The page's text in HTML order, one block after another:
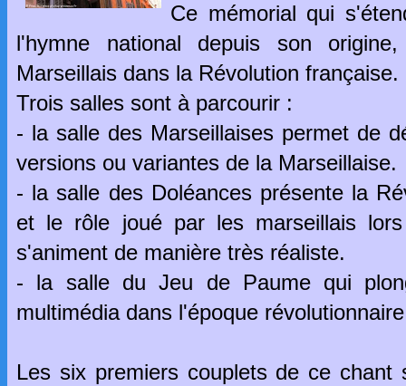
Ce mémorial qui
l'hymne national depuis son
Marseillais dans la Révolution française.
Trois salles sont à parcourir :
- la salle des Marseillaises permet de
versions ou variantes de la Marseillaise.
- la salle des Doléances présente la
et le rôle joué par les marseillais
s'animent de manière très réaliste.
- la salle du Jeu de Paume qui
multimédia dans l'époque
Les six premiers couplets de ce